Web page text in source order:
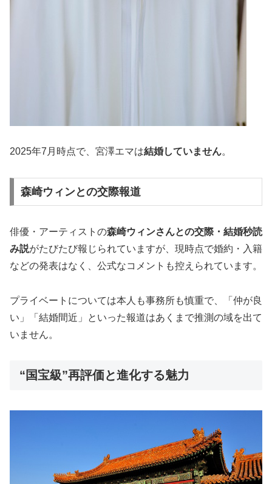
2025年7月時点で、宮澤エマは結婚していません。
森崎ウィンとの交際報道
俳優・アーティストの森崎ウィンさんとの交際・結婚秒読
み説がたびたび報じられていますが、現時点で婚約・入籍
などの発表はなく、公式なコメントも控えられています。
プライベートについては本人も事務所も慎重で、「仲が良
い」「結婚間近」といった報道はあくまで推測の域を出て
いません。
“国宝級”再評価と進化する魅力